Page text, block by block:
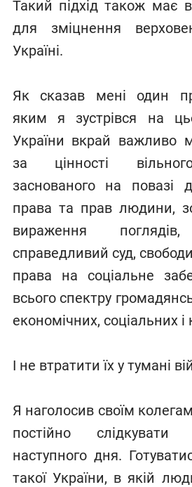
Такий підхід також має
для зміцнення
Україні.
Як сказав мені один
яким я зустрівся на
України вкрай важливо
за цінності
заснованого на повазі
права та прав людини,
вираження
справедливий суд,
права на соціальне
всього спектру
економічних, соціальних і
І не втратити їх у тумані
Я наголосив своїм
постійно
наступного дня.
такої України, в якій